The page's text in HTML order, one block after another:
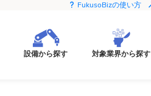
FukusoBizの使い方
設備から探す 対象業界から探す